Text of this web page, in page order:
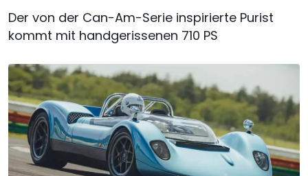
Der von der Can-Am-Serie inspirierte Purist
kommt mit handgerissenen 710 PS